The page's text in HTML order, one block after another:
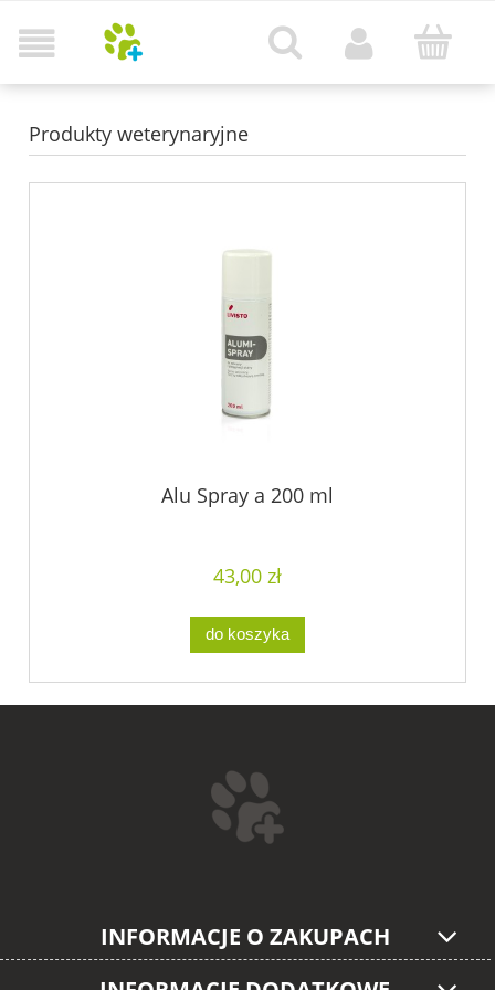
Produkty weterynaryjne
Alu Spray a 200 ml
43,00 zł
do koszyka
INFORMACJE O ZAKUPACH